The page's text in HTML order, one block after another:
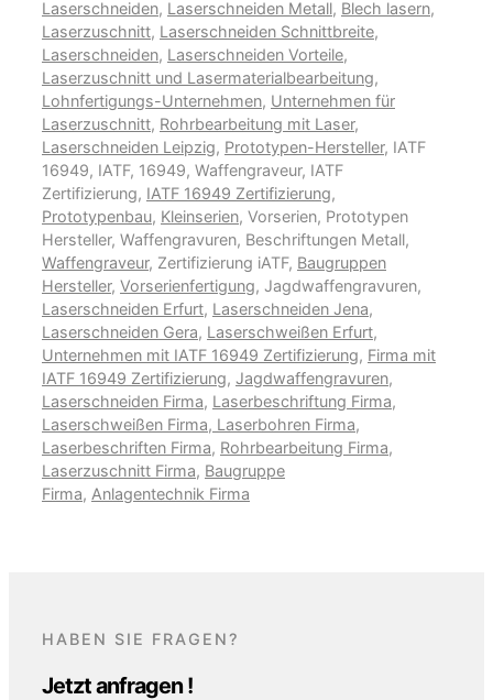
Laserschneiden, Laserschneiden Metall, Blech lasern,
Laserzuschnitt, Laserschneiden Schnittbreite,
Laserschneiden, Laserschneiden Vorteile,
Laserzuschnitt und Lasermaterialbearbeitung,
Lohnfertigungs-Unternehmen, Unternehmen für
Laserzuschnitt, Rohrbearbeitung mit Laser,
Laserschneiden Leipzig, Prototypen-Hersteller, IATF
16949, IATF, 16949, Waffengraveur, IATF
Zertifizierung, IATF 16949 Zertifizierung,
Prototypenbau, Kleinserien, Vorserien, Prototypen
Hersteller, Waffengravuren, Beschriftungen Metall,
Waffengraveur, Zertifizierung iATF, Baugruppen
Hersteller, Vorserienfertigung, Jagdwaffengravuren,
Laserschneiden Erfurt, Laserschneiden Jena,
Laserschneiden Gera, Laserschweißen Erfurt,
Unternehmen mit IATF 16949 Zertifizierung, Firma mit
IATF 16949 Zertifizierung, Jagdwaffengravuren,
Laserschneiden Firma, Laserbeschriftung Firma,
Laserschweißen Firma, Laserbohren Firma,
Laserbeschriften Firma, Rohrbearbeitung Firma,
Laserzuschnitt Firma, Baugruppe
Firma, Anlagentechnik Firma
HABEN SIE FRAGEN?
Jetzt anfragen !